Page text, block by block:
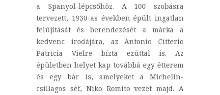
a Spanyol-lépcsőhöz. A 100 szobásra
tervezett, 1930-as években épült ingatlan
felújítását és berendezését a márka a
kedvenc irodájára, az Antonio Citterio
Patricia Vielre bízta ezúttal is. Az
épületben helyet kap továbbá egy étterem
és egy bár is, amelyeket a Michelin-
csillagos séf, Niko Romito vezet majd. A